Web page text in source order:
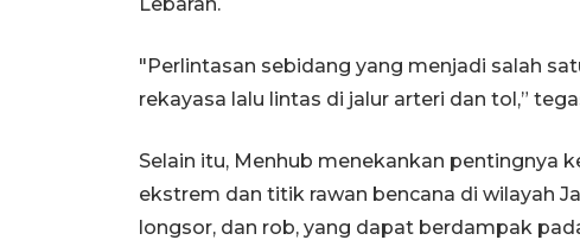
"Perlintasan sebidang yang menjadi salah
rekayasa lalu lintas di jalur arteri dan tol,”
Selain itu, Menhub menekankan pentingnya
ekstrem dan titik rawan bencana di wilayah
longsor, dan rob, yang dapat berdampak